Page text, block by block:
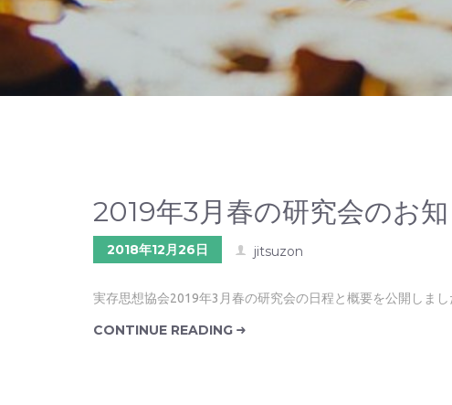
2019年3月春の研究会のお
2018年12月26日 jitsuzon
実存思想協会2019年3月春の研究会の日程と概要を公開しま
CONTINUE READING